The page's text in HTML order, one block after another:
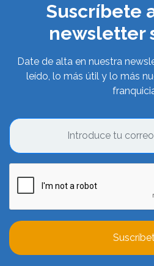
Suscríbete
newsletter
Date de alta en nuestra
leído, lo más útil y lo más